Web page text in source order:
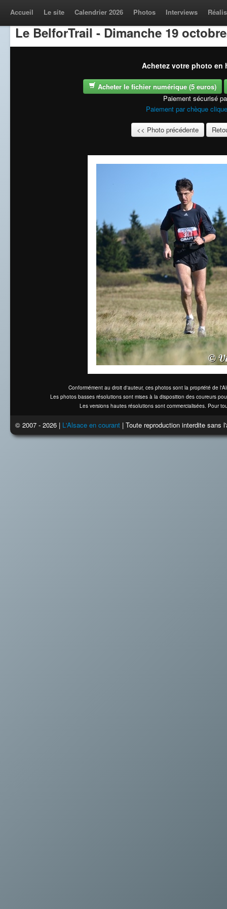
Accueil Le site Calendrier 2026 Photos Interviews
Le BelforTrail - Dimanche 19
Achetez votre photo en
Acheter le fichier numérique (5 euros)
Paiement sécurisé
Paiement par chèque
<< Photo précédente
Conformément au droit d'auteur, ces photos sont la propriété de
Les photos basses résolutions sont mises à la disposition des coureurs
Les versions hautes résolutions sont commercialisées. Pour
© 2007 - 2026 | L'Alsace en courant | Toute reproduction interdite sans